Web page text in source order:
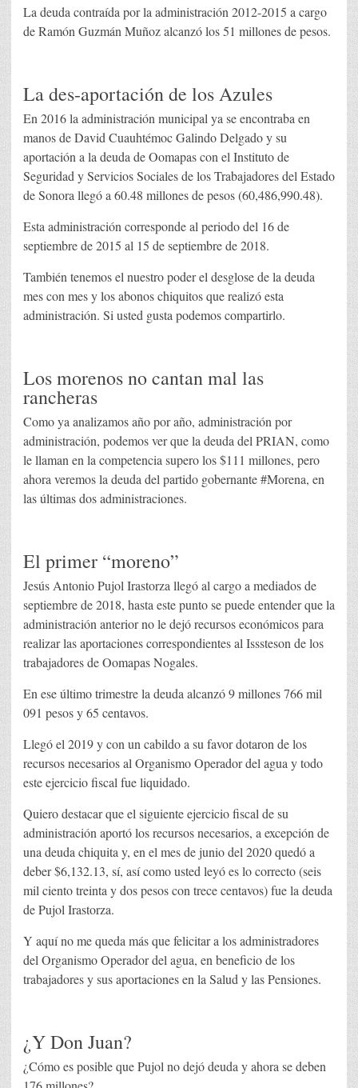
La deuda contraída por la administración 2012-2015 a cargo
de Ramón Guzmán Muñoz alcanzó los 51 millones de pesos.
La des-aportación de los Azules
En 2016 la administración municipal ya se encontraba en
manos de David Cuauhtémoc Galindo Delgado y su
aportación a la deuda de Oomapas con el Instituto de
Seguridad y Servicios Sociales de los Trabajadores del Estado
de Sonora llegó a 60.48 millones de pesos (60,486,990.48).
Esta administración corresponde al periodo del 16 de
septiembre de 2015 al 15 de septiembre de 2018.
También tenemos el nuestro poder el desglose de la deuda
mes con mes y los abonos chiquitos que realizó esta
administración. Si usted gusta podemos compartirlo.
Los morenos no cantan mal las
rancheras
Como ya analizamos año por año, administración por
administración, podemos ver que la deuda del PRIAN, como
le llaman en la competencia supero los $111 millones, pero
ahora veremos la deuda del partido gobernante #Morena, en
las últimas dos administraciones.
El primer “moreno”
Jesús Antonio Pujol Irastorza llegó al cargo a mediados de
septiembre de 2018, hasta este punto se puede entender que la
administración anterior no le dejó recursos económicos para
realizar las aportaciones correspondientes al Isssteson de los
trabajadores de Oomapas Nogales.
En ese último trimestre la deuda alcanzó 9 millones 766 mil
091 pesos y 65 centavos.
Llegó el 2019 y con un cabildo a su favor dotaron de los
recursos necesarios al Organismo Operador del agua y todo
este ejercicio fiscal fue liquidado.
Quiero destacar que el siguiente ejercicio fiscal de su
administración aportó los recursos necesarios, a excepción de
una deuda chiquita y, en el mes de junio del 2020 quedó a
deber $6,132.13, sí, así como usted leyó es lo correcto (seis
mil ciento treinta y dos pesos con trece centavos) fue la deuda
de Pujol Irastorza.
Y aquí no me queda más que felicitar a los administradores
del Organismo Operador del agua, en beneficio de los
trabajadores y sus aportaciones en la Salud y las Pensiones.
¿Y Don Juan?
¿Cómo es posible que Pujol no dejó deuda y ahora se deben